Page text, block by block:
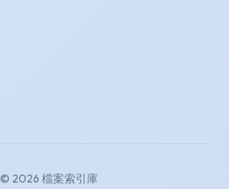
© 2026 檔案索引庫